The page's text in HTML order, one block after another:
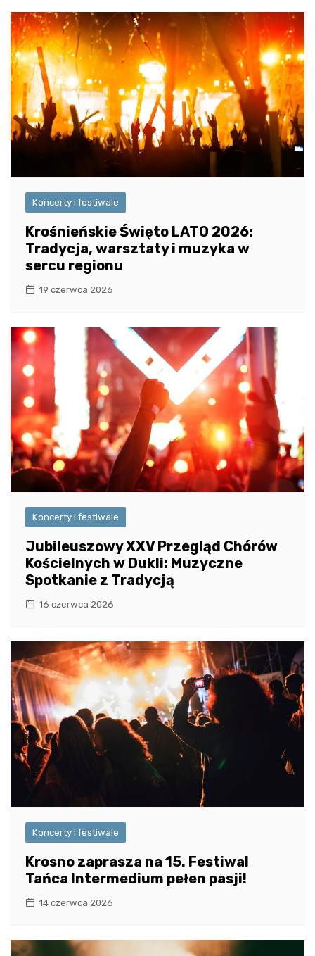
Koncerty i festiwale
Krośnieńskie Święto LATO 2026:
Tradycja, warsztaty i muzyka w
sercu regionu
19 czerwca 2026
Koncerty i festiwale
Jubileuszowy XXV Przegląd Chórów
Kościelnych w Dukli: Muzyczne
Spotkanie z Tradycją
16 czerwca 2026
Koncerty i festiwale
Krosno zaprasza na 15. Festiwal
Tańca Intermedium pełen pasji!
14 czerwca 2026